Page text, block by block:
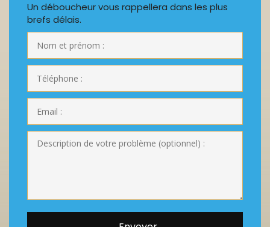
Un déboucheur vous rappellera dans les plus
brefs délais.